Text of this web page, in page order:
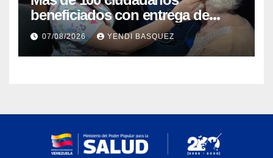
beneficiados con entrega de
prótesis auditivas en el Centro de
Rehabilitación J.J. Arvelo
07/08/2026 YENDI BASQUEZ